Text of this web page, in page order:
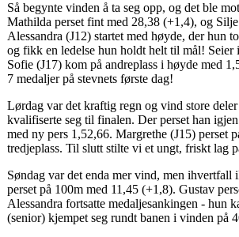
Så begynte vinden å ta seg opp, og det ble
Mathilda perset fint med 28,38 (+1,4), og
Alessandra (J12) startet med høyde, der hun
og fikk en ledelse hun holdt helt til mål!
Sofie (J17) kom på andreplass i høyde med
7 medaljer på stevnets første dag!
Lørdag var det kraftig regn og vind store
kvalifiserte seg til finalen. Der perset han
med ny pers 1,52,66. Margrethe (J15) perset
tredjeplass. Til slutt stilte vi et ungt, friskt lag
Søndag var det enda mer vind, men
perset på 100m med 11,45 (+1,8). Gustav
Alessandra fortsatte medaljesankingen - hun
(senior) kjempet seg rundt banen i vinden på